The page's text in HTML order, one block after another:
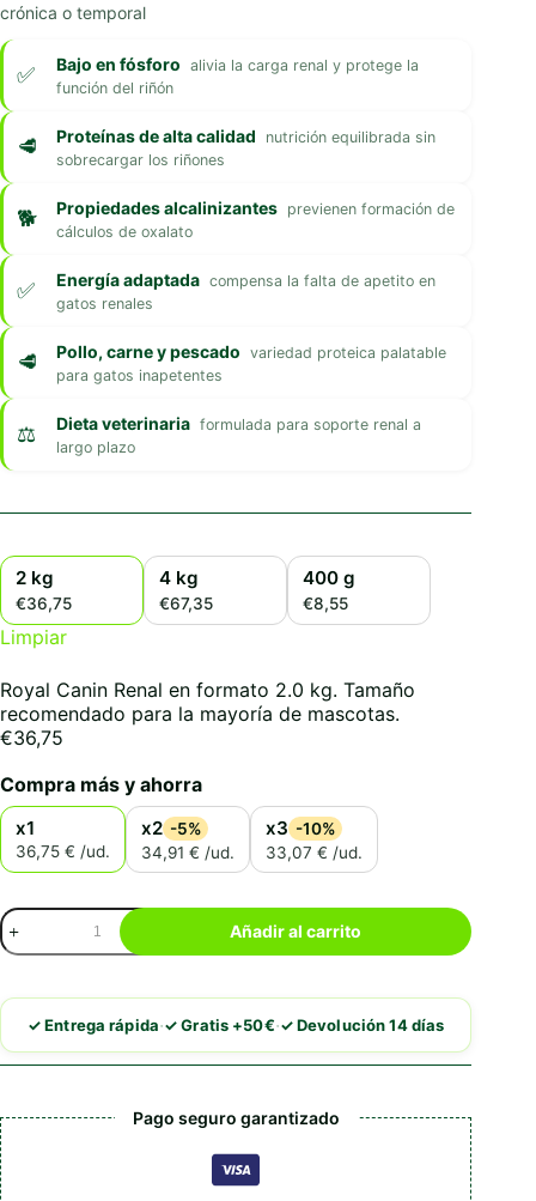
crónica o temporal
Bajo en fósforo alivia la carga renal y protege la
función del riñón
Proteínas de alta calidad
nutrición equilibrada sin
sobrecargar los riñones
Propiedades alcalinizantes previenen formación de
cálculos de oxalato
Energía adaptada compensa la falta de apetito en
gatos renales
Pollo, carne y pescado variedad proteica palatable
para gatos inapetentes
Dieta veterinaria formulada para soporte renal a
largo plazo
2 kg
€36,75
4 kg
€67,35
400 g
€8,55
Limpiar
Royal Canin Renal en formato 2.0 kg. Tamaño
recomendado para la mayoría de mascotas.
€36,75
Compra más y ahorra
x1
36,75 € /ud.
x2 -5%
34,91 € /ud.
x3 -10%
33,07 € /ud.
Royal
Canin
Renal
Añadir al carrito
✓ Entrega rápida·✓ Gratis +50€·✓ Devolución 14 días
Pago seguro garantizado